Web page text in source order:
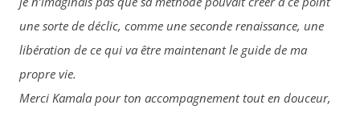
une sorte de déclic, comme une seconde renaissance, une
libération de ce qui va être maintenant le guide de ma
propre vie.
Merci Kamala pour ton accompagnement tout en douceur,